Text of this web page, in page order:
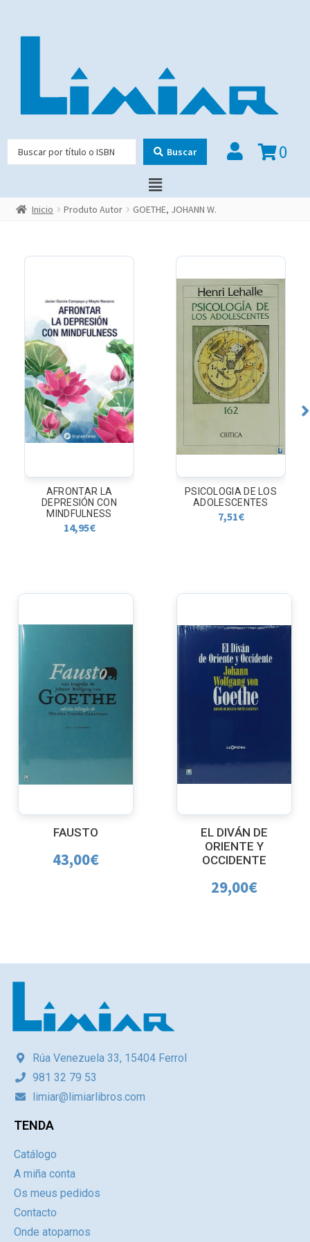
Buscar 0
Inicio Produto Autor GOETHE, JOHANN W.
AFRONTAR LA
DEPRESIÓN CON
MINDFULNESS
14,95€
PSICOLOGIA DE LOS
ADOLESCENTES
7,51€
FAUSTO
43,00€
EL DIVÁN DE
ORIENTE Y
OCCIDENTE
29,00€
Rúa Venezuela 33, 15404 Ferrol
981 32 79 53
limiar@limiarlibros.com
TENDA
Catálogo
A miña conta
Os meus pedidos
Contacto
Onde atoparnos